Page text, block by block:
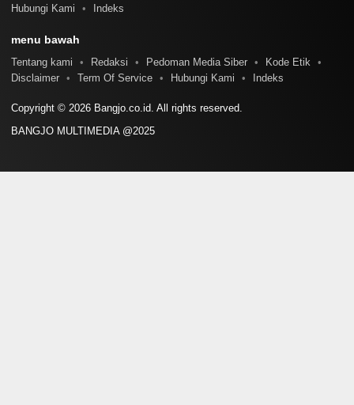
Hubungi Kami
Indeks
menu bawah
Tentang kami Redaksi Pedoman Media Siber
Kode Etik
Disclaimer
Term Of Service Hubungi Kami Indeks
Copyright © 2026 Bangjo.co.id. All rights reserved.
BANGJO MULTIMEDIA @2025